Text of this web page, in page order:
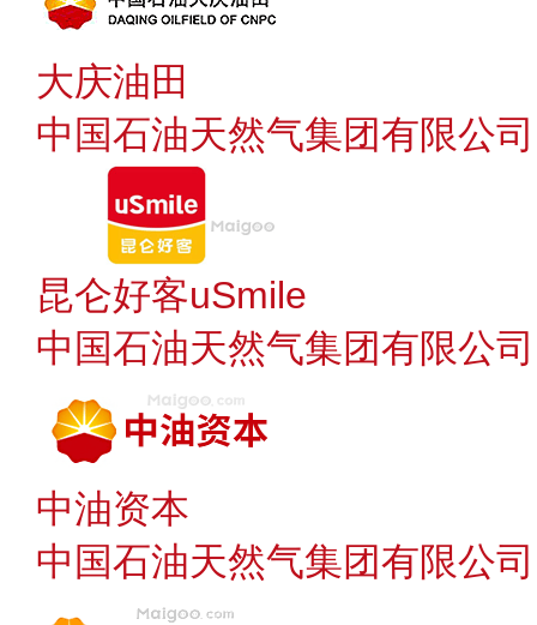
大庆油田
中国石油天然气集团有限公司
昆仑好客uSmile
中国石油天然气集团有限公司
中油资本
中国石油天然气集团有限公司